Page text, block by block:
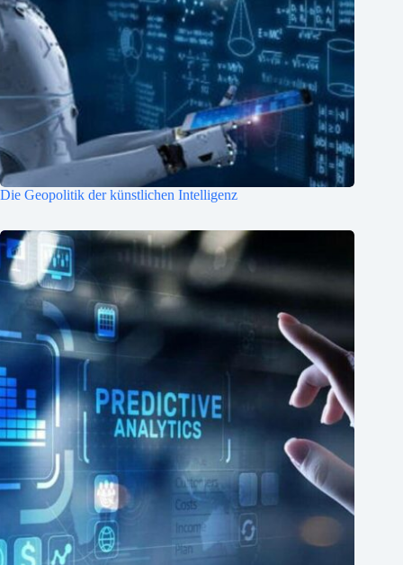
Die Geopolitik der künstlichen Intelligenz